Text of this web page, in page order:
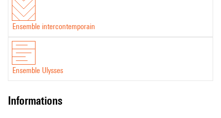
Ensemble intercontemporain
Ensemble Ulysses
informations